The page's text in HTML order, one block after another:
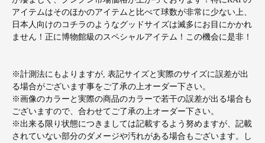
アイテムはそのほかのアイテムと比べて球数が非常に少ない上、
日本人向けのコチラのようなグッドサイズは滅多にお目にかかれ
ません！正に博物館級のスペシャルアイテム！この機会に是非！
※計測法にもよりますが, 表記サイズと実際のサイズに誤差が出
る場合がございます事をご了承の上オーダー下さい。
※画像のカラーと実際の商品のカラーで若干の誤差が出る場合も
ございますので、合わせてご了承の上オーダー下さい。
※出来る限り状態につきましては記載するよう努めますが、記載
されていない部分のダメージや汚れがある場合もございます。し